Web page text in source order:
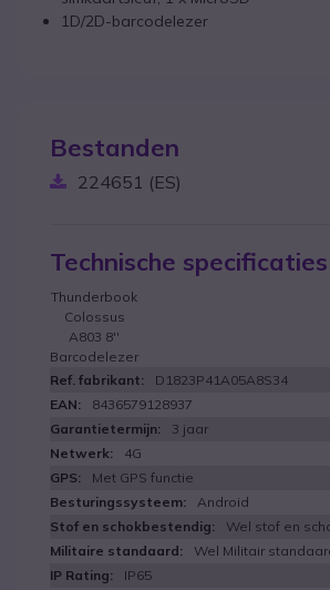
1D/2D-barcodelezer
Bestanden
224651 (ES)
Technische specificaties
Thunderbook
Colossus
A803 8''
Barcodelezer
D1823P41A05A8S34
8436579128937
3 jaar
4G
Met GPS functie
Android
Wel stof en
Wel Militair
IP65